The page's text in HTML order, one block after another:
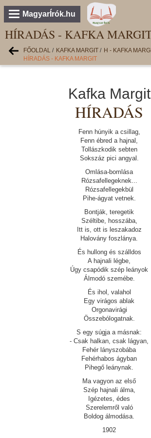
MagyarÍrók.hu
HÍRADÁS - KAFKA
FŐOLDAL / KAFKA MARGIT / H - KAFKA
HÍRADÁS - KAFKA MARGIT
Kafka Margit
HÍRADÁS
Fenn húnyik a csillag,
Fenn ébred a hajnal,
Tollászkodik sebten
Sokszáz pici angyal.
Omlása-bomlása
Rózsafellegeknek...
Rózsafellegekbül
Pihe-ágyat vetnek.
Bontják, teregetik
Széltibe, hosszába,
Itt is, ott is leszakadoz
Halovány foszlánya.
És hullong és szálldos
A hajnali légbe,
Úgy csapódik szép leányok
Álmodó szemébe.
És ihol, valahol
Egy virágos ablak
Orgonavirági
Összebólogatnak.
S egy súgja a másnak:
- Csak halkan, csak lágyan,
Fehér lányszobába
Fehérhabos ágyban
Pihegő leánynak.
Ma vagyon az első
Szép hajnali álma,
Igézetes, édes
Szerelemről való
Boldog álmodása.
1902